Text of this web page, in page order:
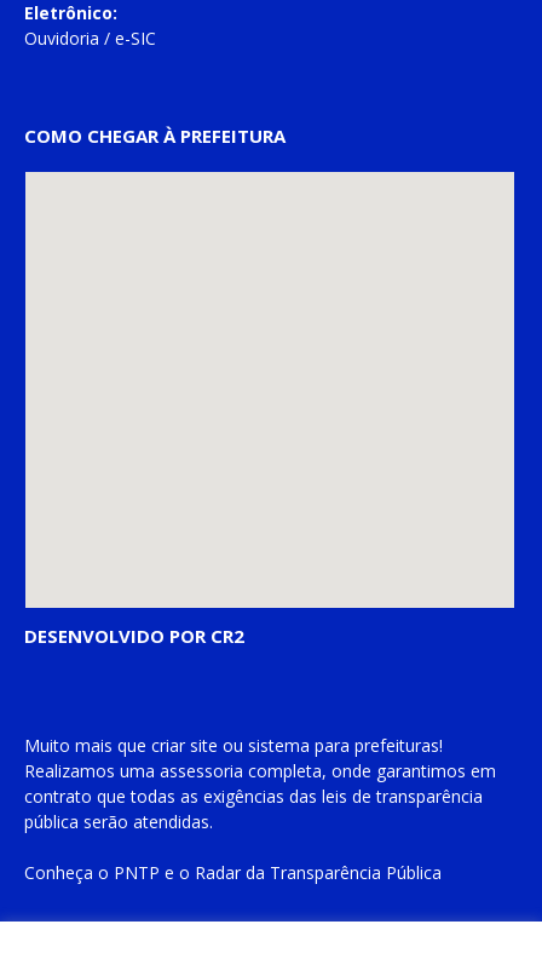
Eletrônico:
Ouvidoria / e-SIC
COMO CHEGAR À PREFEITURA
DESENVOLVIDO POR CR2
Muito mais que criar site ou sistema para prefeituras!
Realizamos uma assessoria completa, onde garantimos em
contrato que todas as exigências das leis de transparência
pública serão atendidas.
Conheça o PNTP e o Radar da Transparência Pública